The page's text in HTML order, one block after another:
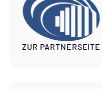
ZUR PARTNERSEITE